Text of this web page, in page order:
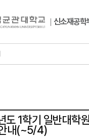
신소재공학
1학기 일반대학
내(~5/4)